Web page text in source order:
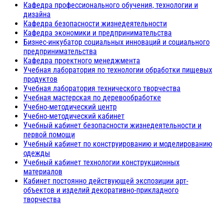
Кафедра профессионального обучения, технологии и
дизайна
Кафедра безопасности жизнедеятельности
Кафедра экономики и предпринимательства
Бизнес-инкубатор социальных инноваций и социального
предпринимательства
Кафедра проектного менеджмента
Учебная лаборатория по технологии обработки пищевых
продуктов
Учебная лаборатория технического творчества
Учебная мастерская по деревообработке
Учебно-методический центр
Учебно-методический кабинет
Учебный кабинет безопасности жизнедеятельности и
первой помощи
Учебный кабинет по конструированию и моделированию
одежды
Учебный кабинет технологии конструкционных
материалов
Кабинет постоянно действующей экспозиции арт-
объектов и изделий декоративно-прикладного
творчества